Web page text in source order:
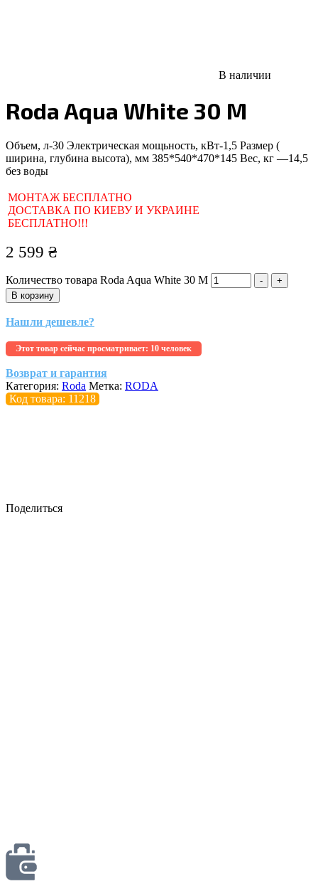
В наличии
Roda Aqua White 30 M
Объем, л-30 Электрическая мощьность, кВт-1,5 Размер (
ширина, глубина высота), мм 385*540*470*145 Вес, кг —14,5
без воды
МОНТАЖ БЕСПЛАТНО
ДОСТАВКА ПО КИЕВУ И УКРАИНЕ
БЕСПЛАТНО!!!
2 599 ₴
Количество товара Roda Aqua White 30 M -
+
В корзину
Нашли дешевле?
Этот товар сейчас просматривает: 10 человек
Возврат и гарантия
Категория: Roda Метка: RODA
Код товара: 11218
Поделиться